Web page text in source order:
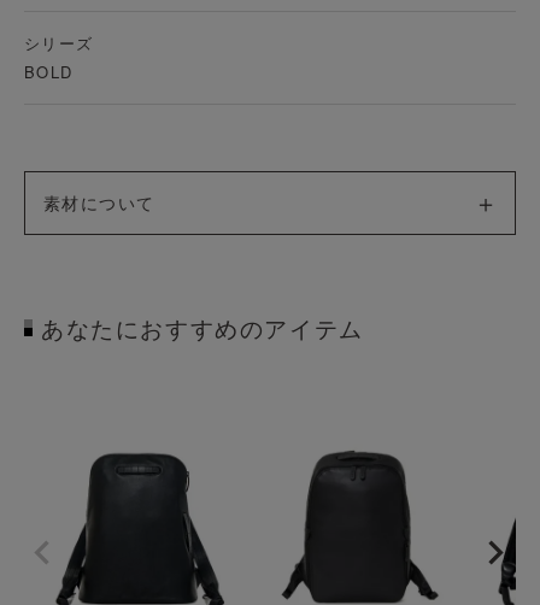
シリーズ
BOLD
素材について
あなたにおすすめのアイテム